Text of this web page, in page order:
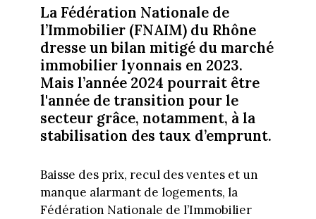
La Fédération Nationale de
l’Immobilier (FNAIM) du Rhône
dresse un bilan mitigé du marché
immobilier lyonnais en 2023.
Mais l’année 2024 pourrait être
l'année de transition pour le
secteur grâce, notamment, à la
stabilisation des taux d’emprunt.
Baisse des prix, recul des ventes et un
manque alarmant de logements, la
Fédération Nationale de l’Immobilier